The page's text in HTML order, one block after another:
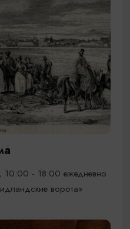
- 18:00 ежедневно
ворота»